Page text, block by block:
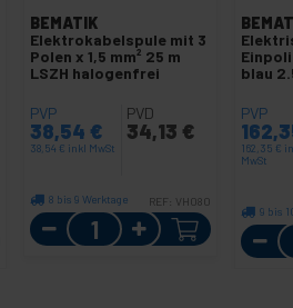
BEMATIK
Elektrokabelspule mit 3
Polen x 1,5 mm² 25 m
LSZH halogenfrei
PVP
38,54 €
38,54 € inkl MwSt
PVD
34,13 €
8 bis 9 Werktage REF: VH080
Menge
Einpoliges
blau
PVP
162,35 €
MwSt
9 bis